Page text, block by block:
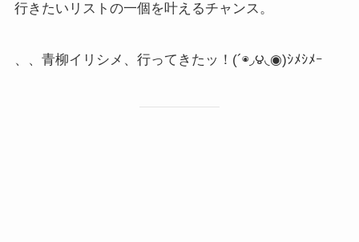
行きたいリストの一個を叶えるチャンス。
、、青柳イリシメ、行ってきたッ！(´◉◞౪◟◉)ｼﾒｼﾒｰ